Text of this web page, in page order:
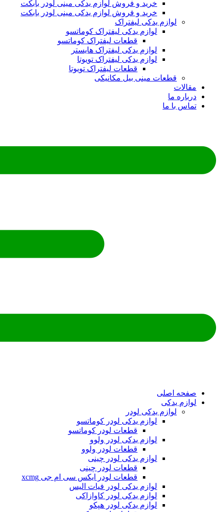
خرید و فروش لوازم یدکی مینی لودر بابکت
خرید و فروش لوازم یدکی مینی لودر بابکت
لوازم یدکی لیفتراک
لوازم یدکی لیفتراک کوماتسو
قطعات لیفتراک کوماتسو
لوازم یدکی لیفتراک هایستر
لوازم یدکی لیفتراک تویوتا
قطعات لیفتراک تویوتا
قطعات مینی بیل مکانیکی
ما
با ما
اصلی
یدکی
لوازم یدکی لودر
لوازم یدکی لودر کوماتسو
قطعات لودر کوماتسو
لوازم یدکی لودر ولوو
قطعات لودر ولوو
لوازم یدکی لودر چینی
قطعات لودر چینی
قطعات لودر ایکس سی ام جی xcmg
لوازم یدکی لودر فیات الیس
لوازم یدکی لودر کاوازاکی
لوازم یدکی لودر هپکو